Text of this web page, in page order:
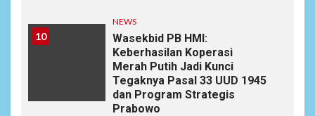
10
NEWS
Wasekbid PB HMI:
Keberhasilan Koperasi
Merah Putih Jadi Kunci
Tegaknya Pasal 33 UUD 1945
dan Program Strategis
Prabowo